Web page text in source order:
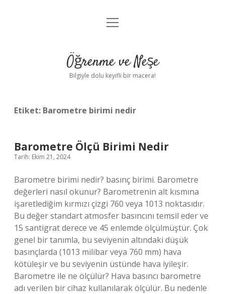
Anasayfa
Yasal Uyarı
menüyü
Öğrenme ve Neşe
Bilgiyle dolu keyifli bir macera!
Etiket: Barometre birimi nedir
Barometre Ölçü Birimi Nedir
Tarih: Ekim 21, 2024
Barometre birimi nedir? basınç birimi. Barometre
değerleri nasıl okunur? Barometrenin alt kısmına
işaretlediğim kırmızı çizgi 760 veya 1013 noktasıdır.
Bu değer standart atmosfer basıncını temsil eder ve
15 santigrat derece ve 45 enlemde ölçülmüştür. Çok
genel bir tanımla, bu seviyenin altındaki düşük
basınçlarda (1013 milibar veya 760 mm) hava
kötüleşir ve bu seviyenin üstünde hava iyileşir.
Barometre ile ne ölçülür? Hava basıncı barometre
adı verilen bir cihaz kullanılarak ölçülür. Bu nedenle